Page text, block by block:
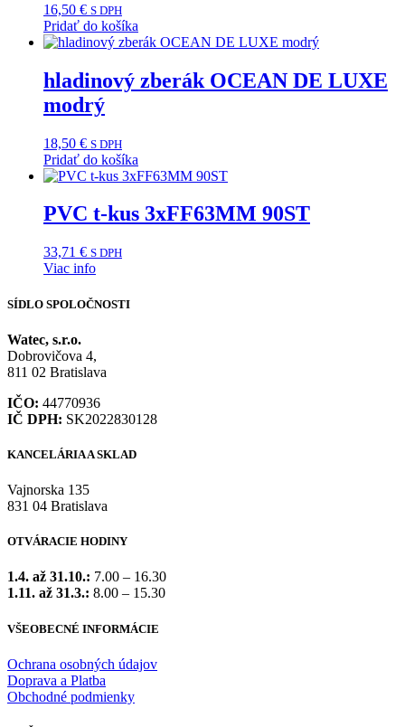
16,50 € S DPH
Pridať do košíka
hladinový zberák OCEAN DE LUXE
modrý
18,50 € S DPH
Pridať do košíka
PVC t-kus 3xFF63MM 90ST
33,71 € S DPH
Viac info
SÍDLO SPOLOČNOSTI
Watec, s.r.o.
Dobrovičova 4,
811 02 Bratislava
IČO: 44770936
IČ DPH: SK2022830128
KANCELÁRIA A SKLAD
Vajnorska 135
831 04 Bratislava
OTVÁRACIE HODINY
1.4. až 31.10.: 7.00 – 16.30
1.11. až 31.3.: 8.00 – 15.30
VŠEOBECNÉ INFORMÁCIE
Ochrana osobných údajov
Doprava a Platba
Obchodné podmienky